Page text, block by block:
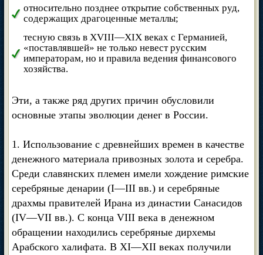
относительно позднее открытие собственных руд,
содержащих драгоценные металлы;
тесную связь в XVIII—XIX веках с Германией,
«поставлявшей» не только невест русским
императорам, но и правила ведения финансового
хозяйства.
Эти, а также ряд других причин обусловили
основные этапы эволюции денег в России.
1. Использование с древнейших времен в качестве
денежного материала привозных золота и серебра.
Среди славянских племен имели хождение римские
серебряные денарии (I—III вв.) и серебряные
драхмы правителей Ирана из династии Санасидов
(IV—VII вв.). С конца VIII века в денежном
обращении находились серебряные дирхемы
Арабского халифата. В XI—XII веках получили